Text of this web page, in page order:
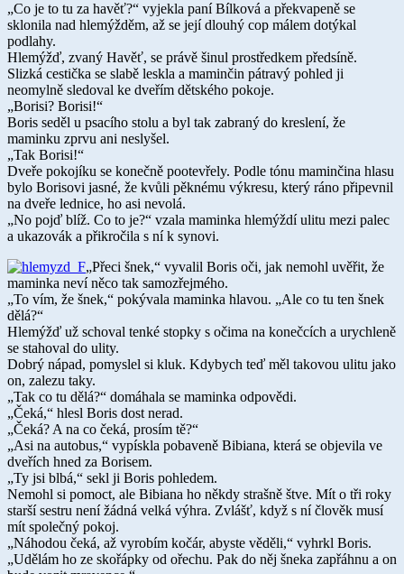
„Co je to tu za havěť?“ vyjekla paní Bílková a překvapeně se
sklonila nad hlemýžděm, až se její dlouhý cop málem dotýkal
podlahy.
Hlemýžď, zvaný Havěť, se právě šinul prostředkem předsíně.
Slizká cestička se slabě leskla a maminčin pátravý pohled ji
neomylně sledoval ke dveřím dětského pokoje.
„Borisi? Borisi!“
Boris seděl u psacího stolu a byl tak zabraný do kreslení, že
maminku zprvu ani neslyšel.
„Tak Borisi!“
Dveře pokojíku se konečně pootevřely. Podle tónu maminčina hlasu
bylo Borisovi jasné, že kvůli pěknému výkresu, který ráno připevnil
na dveře lednice, ho asi nevolá.
„No pojď blíž. Co to je?“ vzala maminka hlemýždí ulitu mezi palec
a ukazovák a přikročila s ní k synovi.
„Přeci šnek,“ vyvalil Boris oči, jak nemohl uvěřit, že
maminka neví něco tak samozřejmého.
„To vím, že šnek,“ pokývala maminka hlavou. „Ale co tu ten šnek
dělá?“
Hlemýžď už schoval tenké stopky s očima na konečcích a urychleně
se stahoval do ulity.
Dobrý nápad, pomyslel si kluk. Kdybych teď měl takovou ulitu jako
on, zalezu taky.
„Tak co tu dělá?“ domáhala se maminka odpovědi.
„Čeká,“ hlesl Boris dost nerad.
„Čeká? A na co čeká, prosím tě?“
„Asi na autobus,“ vypískla pobaveně Bibiana, která se objevila ve
dveřích hned za Borisem.
„Ty jsi blbá,“ sekl ji Boris pohledem.
Nemohl si pomoct, ale Bibiana ho někdy strašně štve. Mít o tři roky
starší sestru není žádná velká výhra. Zvlášť, když s ní člověk musí
mít společný pokoj.
„Náhodou čeká, až vyrobím kočár, abyste věděli,“ vyhrkl Boris.
„Udělám ho ze skořápky od ořechu. Pak do něj šneka zapřáhnu a on